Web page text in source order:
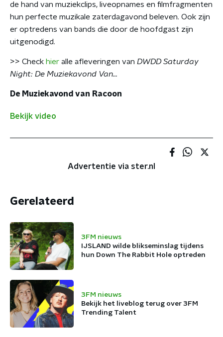
de hand van muziekclips, liveopnames en filmfragmenten
hun perfecte muzikale zaterdagavond beleven. Ook zijn
er optredens van bands die door de hoofdgast zijn
uitgenodigd.
>> Check hier alle afleveringen van DWDD Saturday
Night: De Muziekavond Van...
De Muziekavond van Racoon
Bekijk video
Advertentie via ster.nl
Gerelateerd
3FM nieuws
IJSLAND wilde blikseminslag tijdens
hun Down The Rabbit Hole optreden
3FM nieuws
Bekijk het liveblog terug over 3FM
Trending Talent